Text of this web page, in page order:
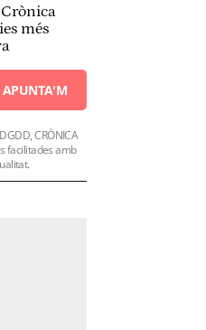
més
APUNTA'M
CRÒNICA
facilitades amb